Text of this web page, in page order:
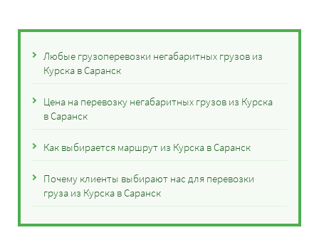
Любые грузоперевозки негабаритных грузов из
Курска в Саранск
Цена на перевозку негабаритных грузов из Курска
в Саранск
Как выбирается маршрут из Курска в Саранск
Почему клиенты выбирают нас для перевозки
груза из Курска в Саранск